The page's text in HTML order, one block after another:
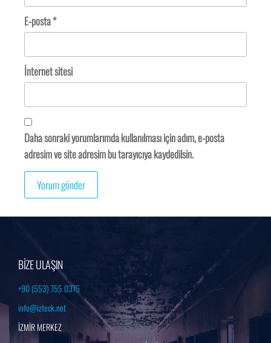
E-posta*
İnternet sitesi
Daha sonraki yorumlarımda kullanılması için adım, e-posta
adresim ve site adresim bu tarayıcıya kaydedilsin.
BİZE ULAŞIN
+90 (553) 755 0375
info@izteck.net
İZMİR MERKEZ